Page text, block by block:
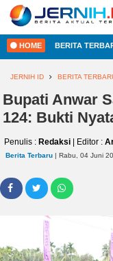
HOME
REGIONAL
NASIONAL
INTERNASIONAL
EKOBIS
ADVERTORIAL
FOTO
VIDEO
PESONA
JAMBI
PESONA
PESONA
CAKRAWALA
PROPERTY
LIFESTYLE
2022
JERNIH.ID
•
Developed
HOME BERITA
JERNIH ID BERITA
Bupati Anwar
124: Bukti
Penulis : Redaksi | Editor :
Berita Terbaru | Rabu, 04 Juni